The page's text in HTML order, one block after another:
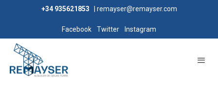
+34 935621853 | remayser@remayser.com
Facebook Twitter Instagram